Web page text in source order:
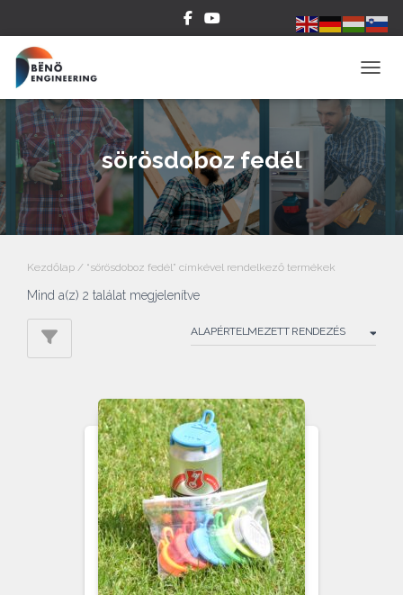
sörösdoboz fedél
Kezdőlap / “sörösdoboz fedél” címkével rendelkező termékek
Mind a(z) 2 találat megjelenítve